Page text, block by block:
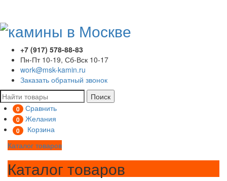
+7 (917) 578-88-83
Пн-Пт 10-19, Сб-Вск 10-17
work@msk-kamin.ru
Заказать обратный звонок
Поиск
0 Сравнить
0 Желания
0
Корзина
Каталог товаров
Каталог товаров